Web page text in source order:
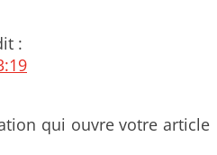
:
qui ouvre votre article